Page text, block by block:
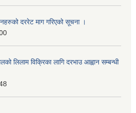
दररेट माग गरिएको सूचना ।
लिलाम विक्रिका लागि दरभाउ आह्वान सम्बन्धी